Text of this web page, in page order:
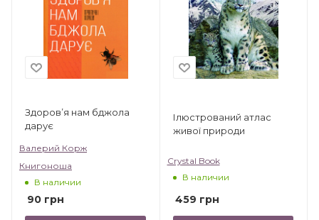
Здоров’я нам бджола
дарує
Валерий Корж
Книгоноша
В наличии
90 грн
Ілюстрований атлас
живої природи
Crystal Book
В наличии
459 грн